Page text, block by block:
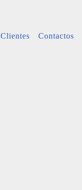
Clientes Contactos